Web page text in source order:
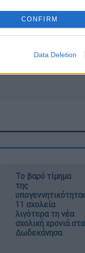
CONFIRM
Data Deletion
ΕΘΝΟΣ θα παρεμβαίνει
Το βαρύ τίμημα
της
11 σχολεία
λιγότερα τη νέα
σχολική χρονιά στα
Δωδεκάνησα